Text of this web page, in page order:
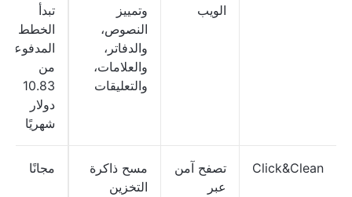
الويب
وتمييز
النصوص،
والدفاتر،
والعلامات،
والتعليقات
تبدأ
الخطط
المدفوعة
من
10.83
دولار
شهريًا
Click&Clean
تصفح آمن
عبر
مسح ذاكرة
التخزين
مجانًا